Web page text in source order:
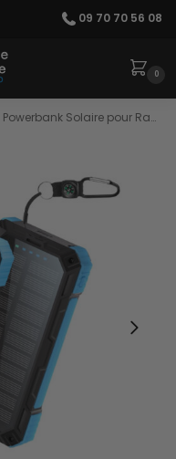
09 70 70 56 08
0
Powerbank Solaire pour Rando